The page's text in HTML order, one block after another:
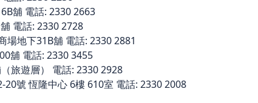
舖 電話: 2330 2663
電話: 2330 2728
場地下31B舖 電話: 2330 2881
舖 電話: 2330 3455
旅遊層） 電話: 2330 2928
20號 恆隆中心 6樓 610室 電話: 2330 2008